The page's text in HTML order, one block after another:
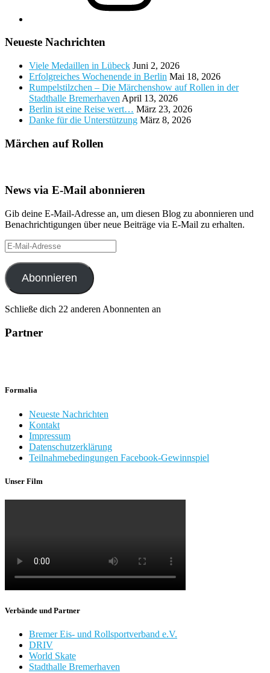
Neueste Nachrichten
Viele Medaillen in Lübeck Juni 2, 2026
Erfolgreiches Wochenende in Berlin Mai 18, 2026
Rumpelstilzchen – Die Märchenshow auf Rollen in der
Stadthalle Bremerhaven April 13, 2026
Berlin ist eine Reise wert… März 23, 2026
Danke für die Unterstützung März 8, 2026
Märchen auf Rollen
News via E-Mail abonnieren
Gib deine E-Mail-Adresse an, um diesen Blog zu abonnieren und
Benachrichtigungen über neue Beiträge via E-Mail zu erhalten.
E-
Mail-
Adresse
Abonnieren
Schließe dich 22 anderen Abonnenten an
Partner
Formalia
Neueste Nachrichten
Kontakt
Impressum
Datenschutzerklärung
Teilnahmebedingungen Facebook-Gewinnspiel
Unser Film
Verbände und Partner
Bremer Eis- und Rollsportverband e.V.
DRIV
World Skate
Stadthalle Bremerhaven